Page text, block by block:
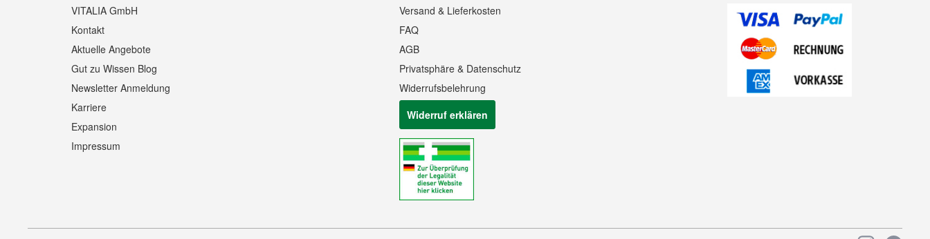
VITALIA GmbH
Kontakt
Aktuelle Angebote
Gut zu Wissen Blog
Newsletter Anmeldung
Karriere
Expansion
Impressum
Versand & Lieferkosten
FAQ
AGB
Privatsphäre & Datenschutz
Widerrufsbelehrung
Widerruf erklären